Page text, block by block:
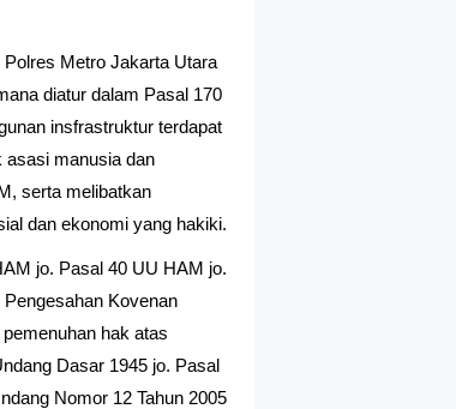
Metro Jakarta Utara
diatur dalam Pasal 170
insfrastruktur terdapat
asasi manusia dan
serta melibatkan
dan ekonomi yang hakiki.
jo. Pasal 40 UU HAM jo.
Kovenan
hak atas
Dasar 1945 jo. Pasal
Nomor 12 Tahun 2005